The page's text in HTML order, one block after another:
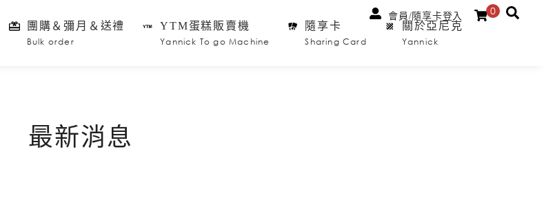
團購＆彌月＆送禮
Bulk order
YTM蛋糕販賣機
Yannick To go Machine
隨享卡
Sharing Card
關於亞尼克
Yannick
會員/隨享卡登入 0
最新消息